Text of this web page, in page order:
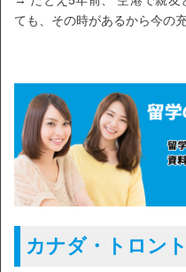
ても、その時があるから今の
カナダ・トロン